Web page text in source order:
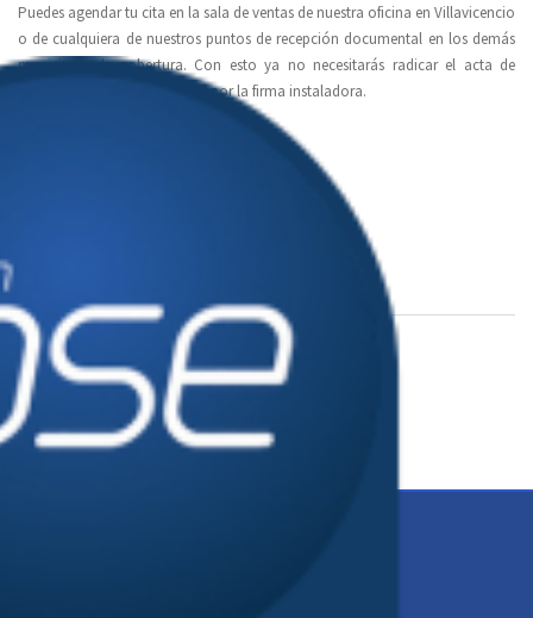
Puedes agendar tu cita en la sala de ventas de nuestra oficina en Villavicencio
o de cualquiera de nuestros puntos de recepción documental en los demás
municipios de cobertura. Con esto ya no necesitarás radicar el acta de
instalación interna entregada por la firma instaladora.
Consultar tarifas